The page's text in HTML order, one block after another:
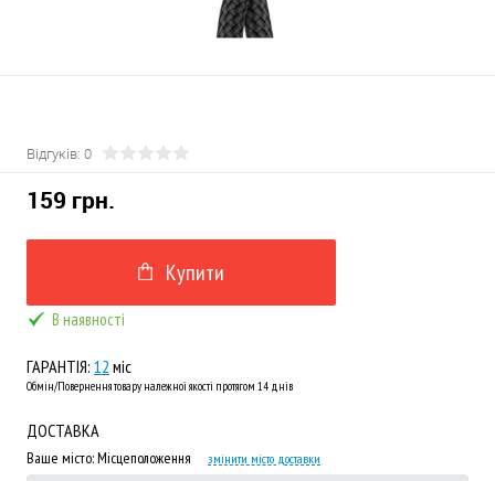
Відгуків: 0
159 грн.
Купити
В наявності
ГАРАНТІЯ: 12 міс
Обмін/Повернення товару належної якості протягом 14 днів
ДОСТАВКА
Ваше місто:Місцеположення змінити місто доставки